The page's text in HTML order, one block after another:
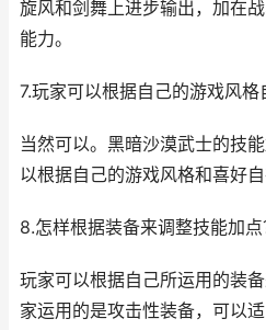
旋风和剑舞上进步输出，加在
能力。
7.玩家可以根据自己的游戏风格
当然可以。黑暗沙漠武士的技
以根据自己的游戏风格和喜好自
8.怎样根据装备来调整技能加点
玩家可以根据自己所运用的装
家运用的是攻击性装备，可以